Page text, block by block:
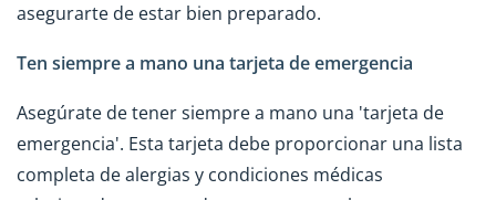
asegurarte de estar bien preparado.
Ten siempre a mano una tarjeta de emergencia
Asegúrate de tener siempre a mano una 'tarjeta de
emergencia'. Esta tarjeta debe proporcionar una lista
completa de alergias y condiciones médicas